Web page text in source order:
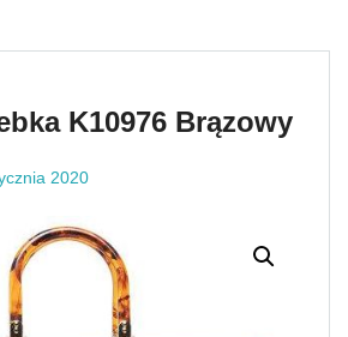
K10976 Brązowy
2020